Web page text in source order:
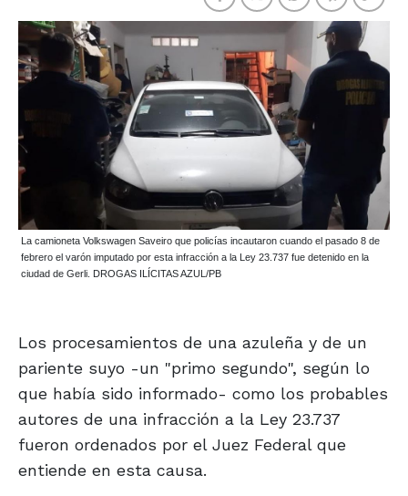
La camioneta Volkswagen Saveiro que policías incautaron cuando el pasado 8 de
febrero el varón imputado por esta infracción a la Ley 23.737 fue detenido en la
ciudad de Gerli. DROGAS ILÍCITAS AZUL/PB
Los procesamientos de una azuleña y de un
pariente suyo -un "primo segundo", según lo
que había sido informado- como los probables
autores de una infracción a la Ley 23.737
fueron ordenados por el Juez Federal que
entiende en esta causa.